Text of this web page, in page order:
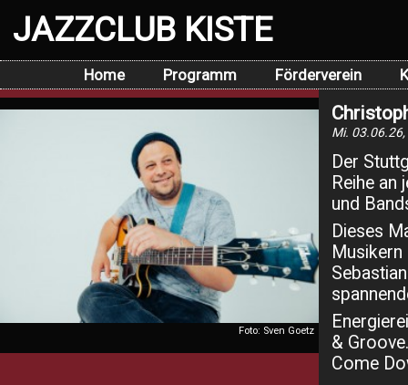
JAZZCLUB KISTE
Home Programm Förderverein
Foto: Sven Goetz
Mi. 03.06.26,
Der
Reihe an
und
Dieses
& Groove.
Come